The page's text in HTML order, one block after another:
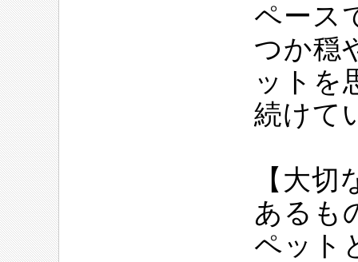
ペース
つか穏
ットを
続けて
【大
あるも
ペット